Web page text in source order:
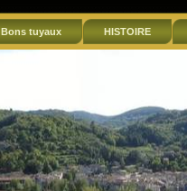
Bons tuyaux HISTOIRE